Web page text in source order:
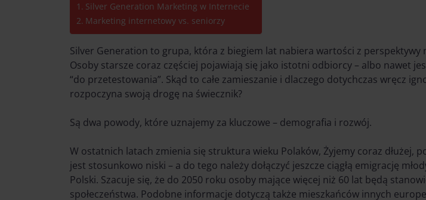
Silver Generation Marketing w Internecie
Marketing internetowy vs. seniorzy
Silver Generation to grupa, która z biegiem lat nabiera wartości z perspektywy
Osoby starsze coraz częściej pojawiają się jako istotni odbiorcy – albo nawet
“do przetestowania”. Skąd to całe zamieszanie i dlaczego dotychczas wręcz
rozpoczyna swoją drogę na świecznik?
Są dwa powody, które uznajemy za kluczowe – demografia i rozwój.
W ostatnich latach zmienia się struktura wieku Polaków, Żyjemy coraz dłużej,
jest stosunkowo niski – a do tego należy dołączyć jeszcze ciągłą emigrację
Polski. Szacuje się, że do 2050 roku osoby mające więcej niż 60 lat będą
społeczeństwa. Podobne informacje dotyczą także mieszkańców innych